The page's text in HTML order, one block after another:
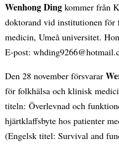
Wenhong Ding kommer från
doktorand vid institutionen för
medicin, Umeå universitet.
E-post:
Den 28 november försvarar
för folkhälsa och klinisk
titeln: Överlevnad och
hjärtklaffsbyte hos patienter
(Engelsk titel: Survival and